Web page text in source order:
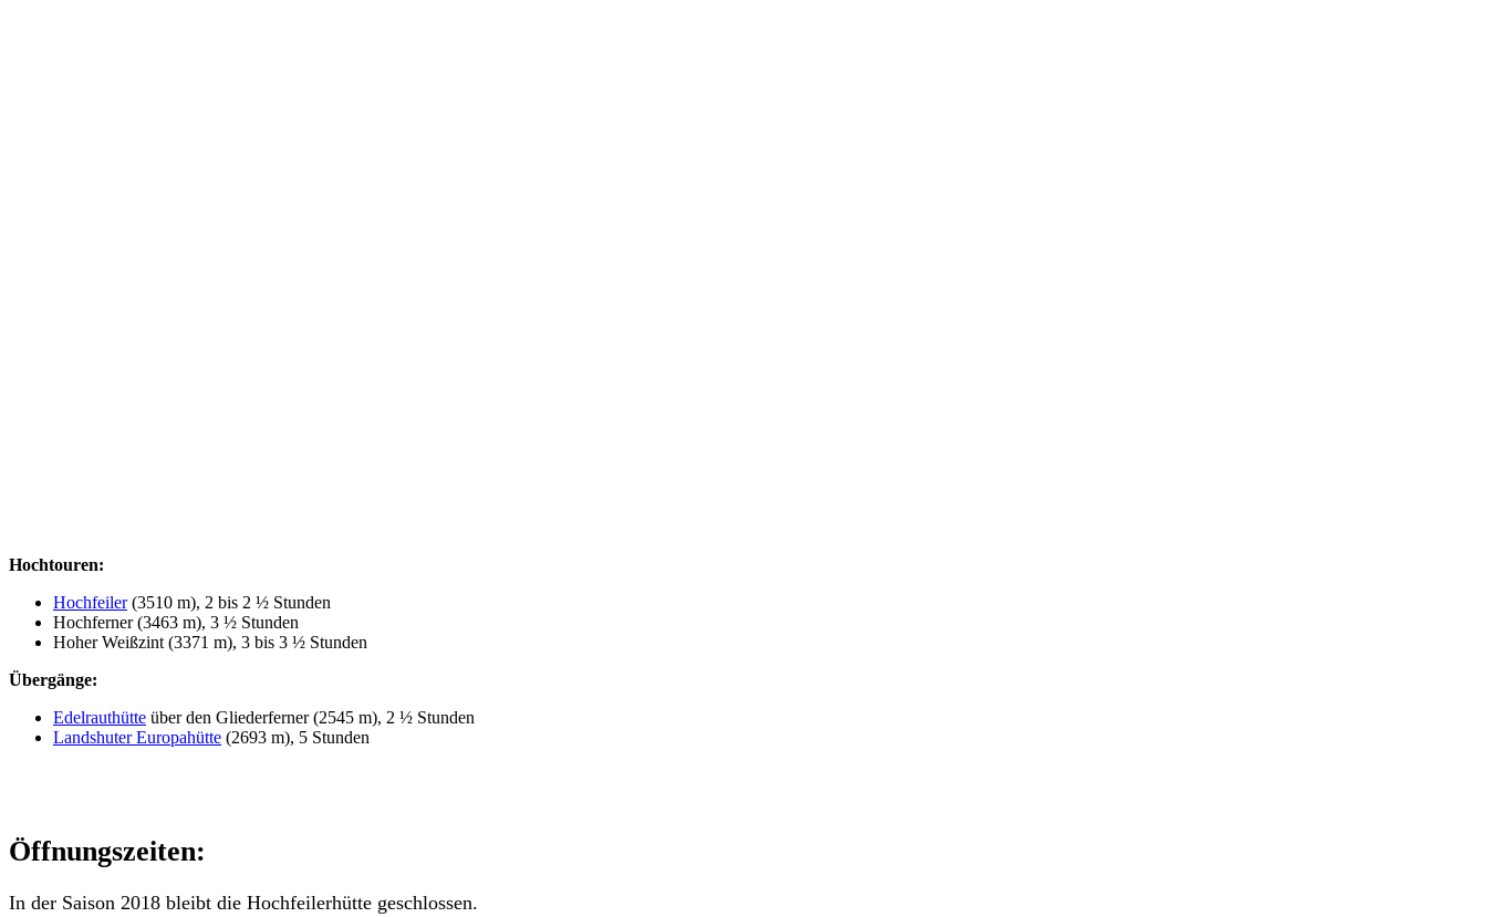
Hochtouren:
Hochfeiler(3510 m), 2 bis 2 ½ Stunden
Hochferner (3463 m), 3 ½ Stunden
Hoher Weißzint (3371 m), 3 bis 3 ½ Stunden
Übergänge:
Edelrauthütte über den Gliederferner (2545 m), 2 ½ Stunden
Landshuter Europahütte (2693 m), 5 Stunden
Öffnungszeiten:
In der Saison 2018 bleibt die Hochfeilerhütte geschlossen.